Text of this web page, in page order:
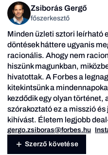
Zsiborás Gergő
főszerkesztő
Minden üzleti sztori leírható
döntések háttere ugyanis
racionális. Ahogy nem
hiszünk magunkban,
hivatottak. A Forbes a
kitekintsünk a
kezdődik egy olyan történet,
szórakoztató ez a misszió
kihívást. Életem legjobb
gergo.zsiboras@forbes.hu
Szerző követése